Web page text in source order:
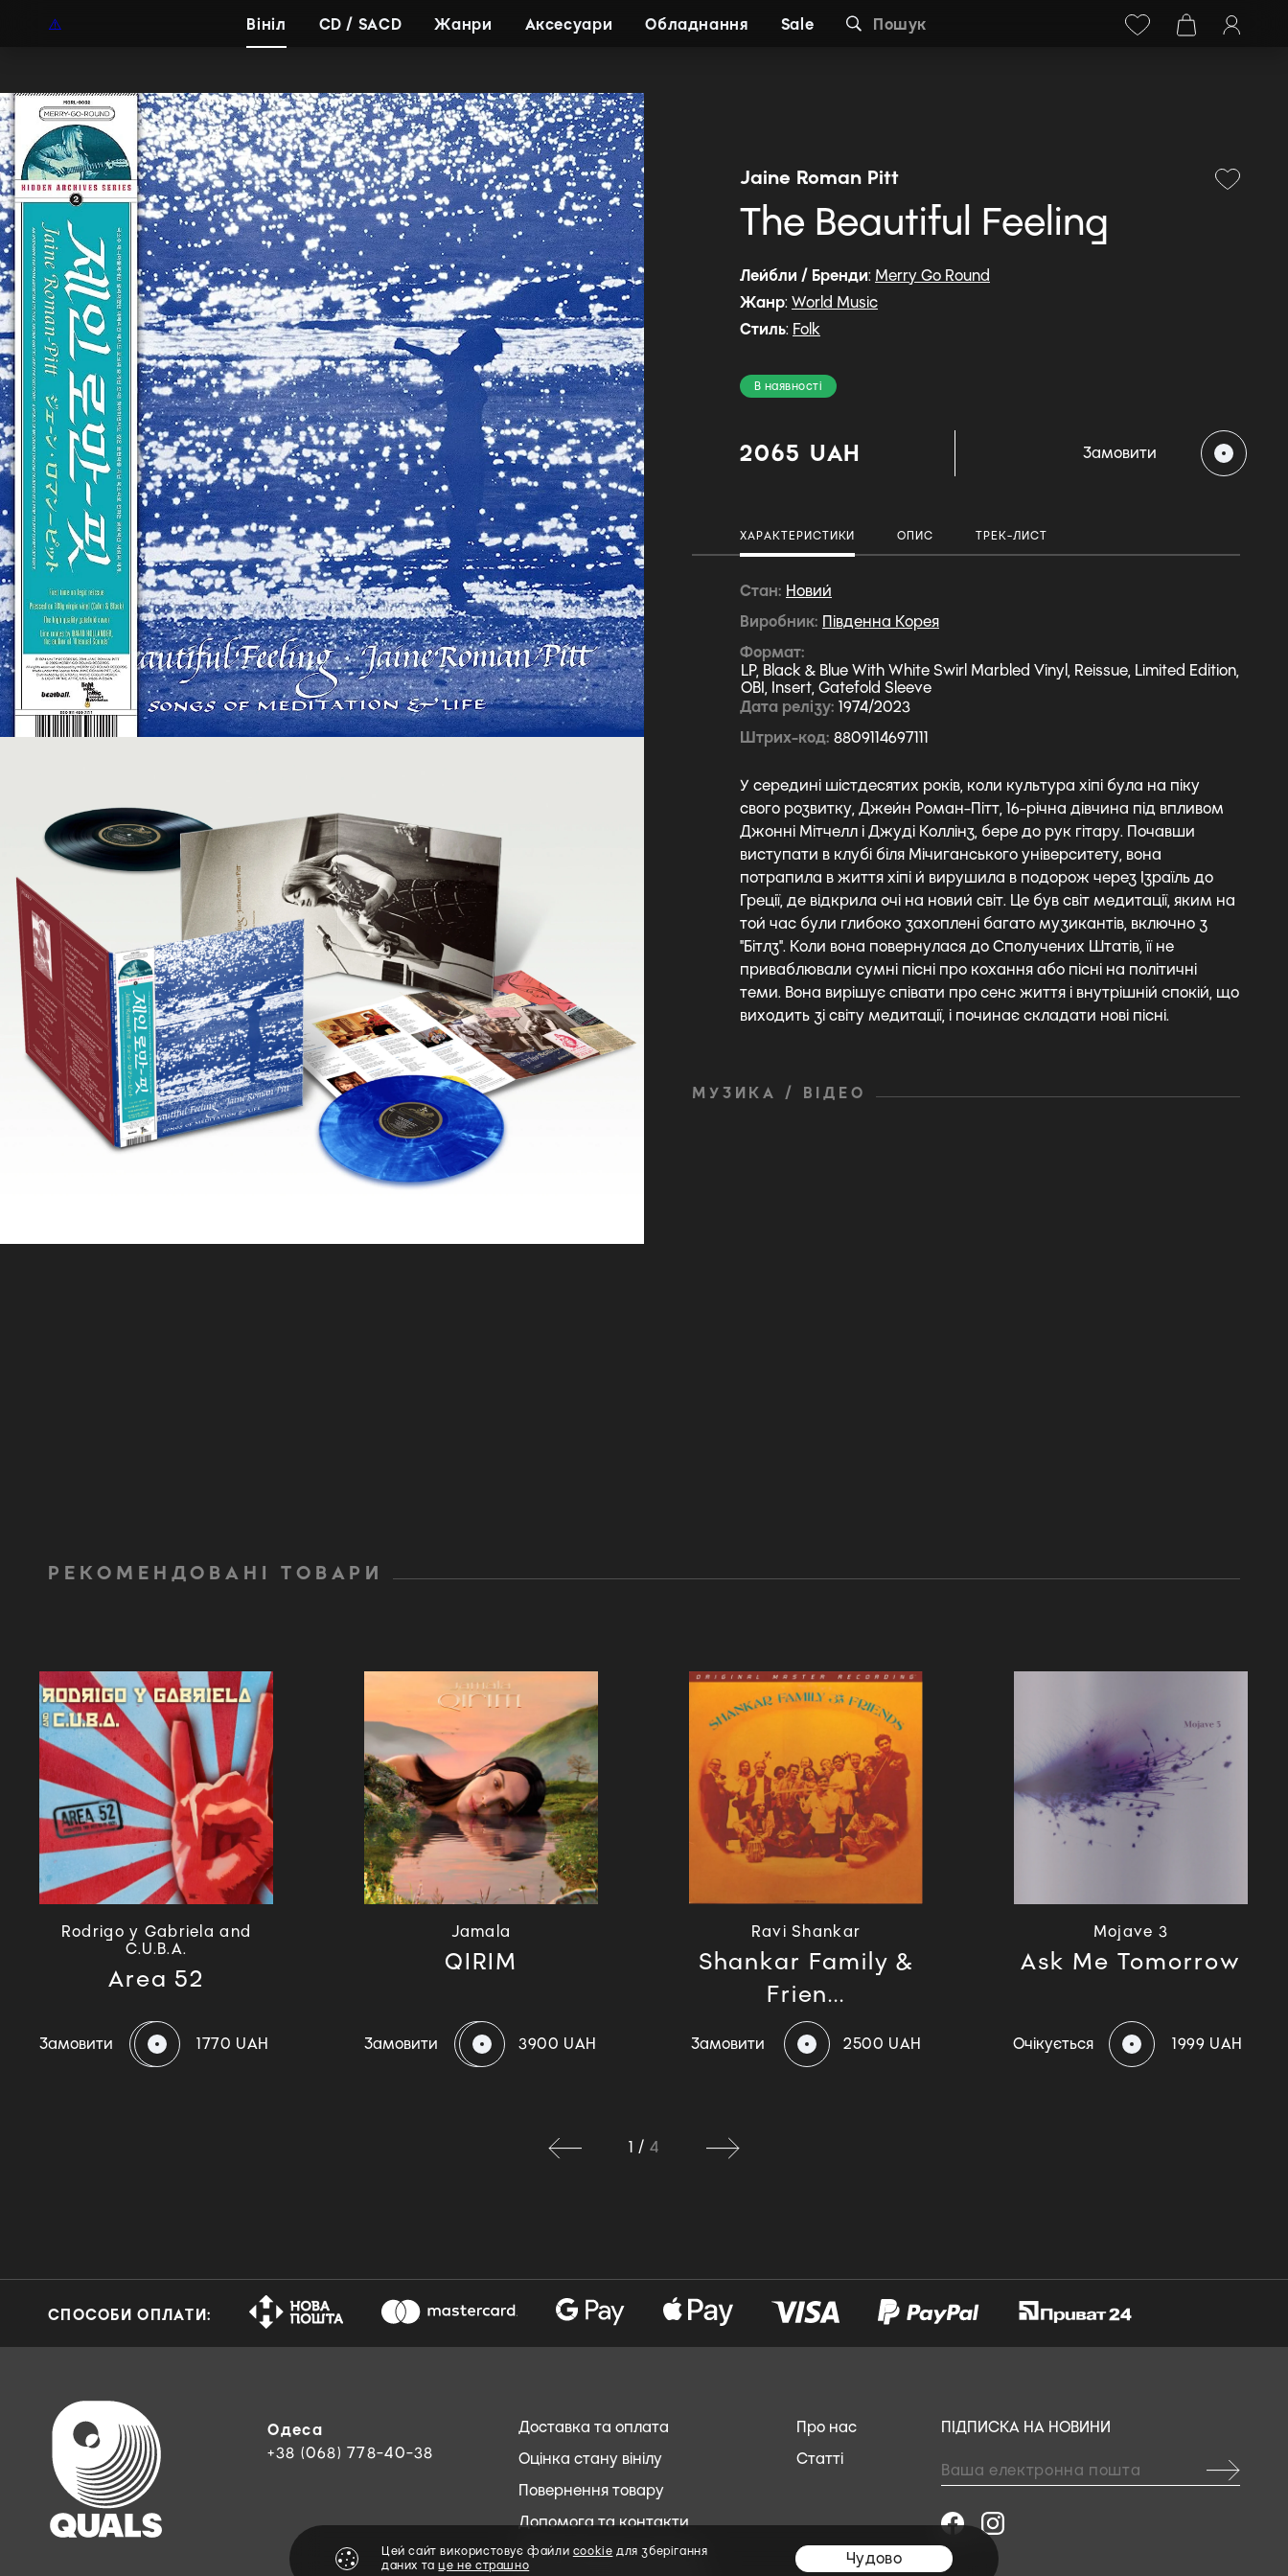
+38 (068) 778-40-38
Вініл CD / SACD Жанри Аксесуари Обладнання Sale Пошук
Jaine Roman Pitt
The Beautiful Feeling
Лейбли / Бренди: Merry Go Round
Жанр: World Music
Стиль: Folk
В наявності
2065 UAH Замовити
ХАРАКТЕРИСТИКИ ОПИС ТРЕК-ЛИСТ
Стан Новий
Виробник Південна Корея
Формат
LP, Black & Blue With White Swirl Marbled Vinyl, Reissue, Limited Edition,
OBI, Insert, Gatefold Sleeve
Дата релізу 1974/2023
Штрих-код 8809114697111
У середині шістдесятих років, коли культура хіпі була на піку
свого розвитку, Джейн Роман-Пітт, 16-річна дівчина під впливом
Джонні Мітчелл і Джуді Коллінз, бере до рук гітару. Почавши
виступати в клубі біля Мічиганського університету, вона
потрапила в життя хіпі й вирушила в подорож через Ізраїль до
Греції, де відкрила очі на новий світ. Це був світ медитації, яким на
той час були глибоко захоплені багато музикантів, включно з
"Бітлз". Коли вона повернулася до Сполучених Штатів, її не
приваблювали сумні пісні про кохання або пісні на політичні
теми. Вона вирішує співати про сенс життя і внутрішній спокій, що
виходить зі світу медитації, і починає складати нові пісні.
МУЗИКА / ВІДЕО
РЕКОМЕНДОВАНІ ТОВАРИ
Rodrigo y Gabriela and
C.U.B.A.
Area 52
Замовити 1770 UAH
Jamala
QIRIM
Замовити 3900 UAH
Ravi Shankar
Shankar Family &
Frien...
Замовити 2500 UAH
Mojave 3
Ask Me Tomorrow
Очікується 1999 UAH
1 / 4
СПОСОБИ ОПЛАТИ:
Одеса
+38 (068) 778-40-38
Доставка та оплата
Оцінка стану вінілу
Повернення товару
Допомога та контакти
Обслуговування клієнтів
Про нас
Статті
ПІДПИСКА НА НОВИНИ
Цей сайт використовує файли cookie для зберігання
даних таце не страшно Чудово